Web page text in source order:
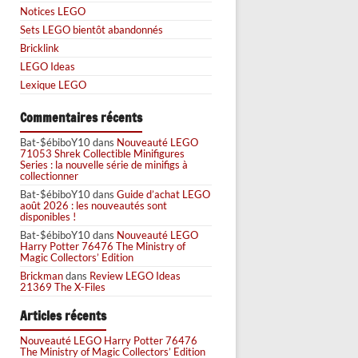
Notices LEGO
Sets LEGO bientôt abandonnés
Bricklink
LEGO Ideas
Lexique LEGO
Commentaires récents
Bat-$ébiboY10dans Nouveauté LEGO
71053 Shrek Collectible Minifigures
Series : la nouvelle série de minifigs à
collectionner
Bat-$ébiboY10dans Guide d’achat LEGO
août 2026 : les nouveautés sont
disponibles !
Bat-$ébiboY10dans Nouveauté LEGO
Harry Potter 76476 The Ministry of
Magic Collectors’ Edition
Brickmandans Review LEGO Ideas
21369 The X-Files
Articles récents
Nouveauté LEGO Harry Potter 76476
The Ministry of Magic Collectors’ Edition